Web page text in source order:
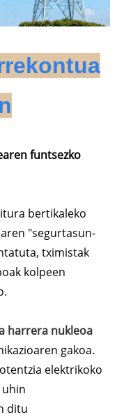
funtsezko
bertikaleko
"segurtasun-
tximistak
kolpeen
harrera nukleoa
gakoa.
elektrikoko
ditu